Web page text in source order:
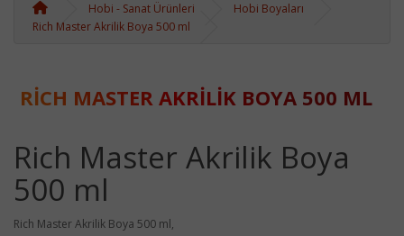
Hobi - Sanat Ürünleri
Hobi Boyaları
Rich Master Akrilik Boya 500 ml
RICH MASTER AKRILIK BOYA 500 ML
Rich Master Akrilik Boya
500 ml
Rich Master Akrilik Boya 500 ml,